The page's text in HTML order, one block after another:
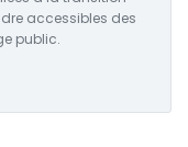
accessibles des
public.